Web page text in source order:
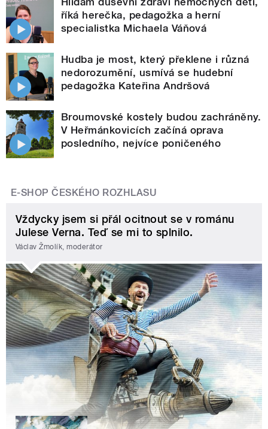
říká herečka, pedagožka a herní
specialistka Michaela Váňová
Hudba je most, který překlene i různá
nedorozumění, usmívá se hudební
pedagožka Kateřina Andršová
Broumovské kostely budou zachráněny.
V Heřmánkovicích začíná oprava
posledního, nejvíce poničeného
E-SHOP ČESKÉHO ROZHLASU
Vždycky jsem si přál ocitnout se v románu
Julese Verna. Teď se mi to splnilo.
Václav Žmolík, moderátor